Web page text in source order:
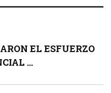
EL ESFUERZO
...